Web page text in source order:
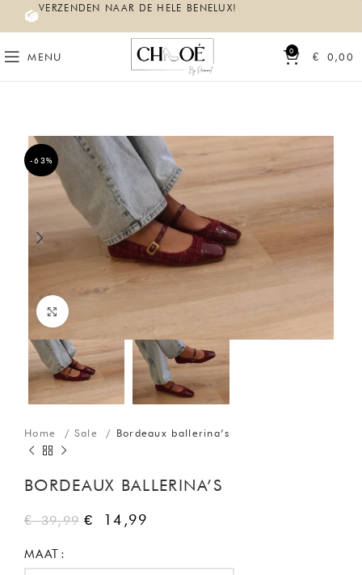
VERZENDEN NAAR DE HELE BENELUX!
MENU 0 € 0,00
-63%
Click to enlarge
Home Sale Bordeaux ballerina’s
BORDEAUX BALLERINA’S
€39,99 € 14,99
MAAT